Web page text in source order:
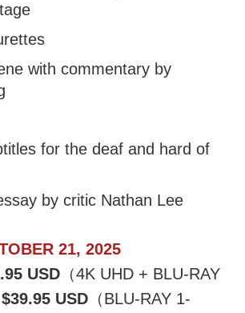
with commentary by
for the deaf and hard of
by critic Nathan Lee
21, 2025
USD （4K UHD + BLU-RAY
$39.95 USD （BLU-RAY 1-